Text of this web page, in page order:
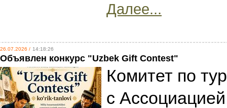
Далее...
26.07.2026 / 14:18:26
Объявлен конкурс "Uzbek Gift Contest"
Комитет по
с